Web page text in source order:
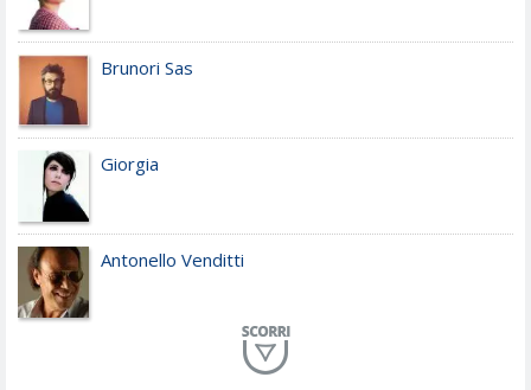
Brunori Sas
Giorgia
Antonello Venditti